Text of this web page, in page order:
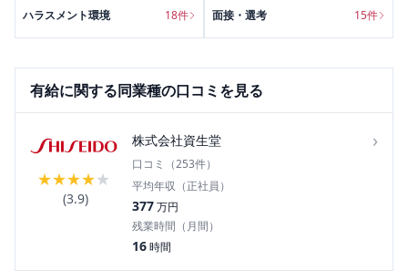
ハラスメント環境 18件 面接・選考 15件
有給に関する同業種の口コミを見る
★★★★★
(3.9)
株式会社資生堂 ›
口コミ（253件）
平均年収（正社員）
377万円
残業時間（月間）
16時間